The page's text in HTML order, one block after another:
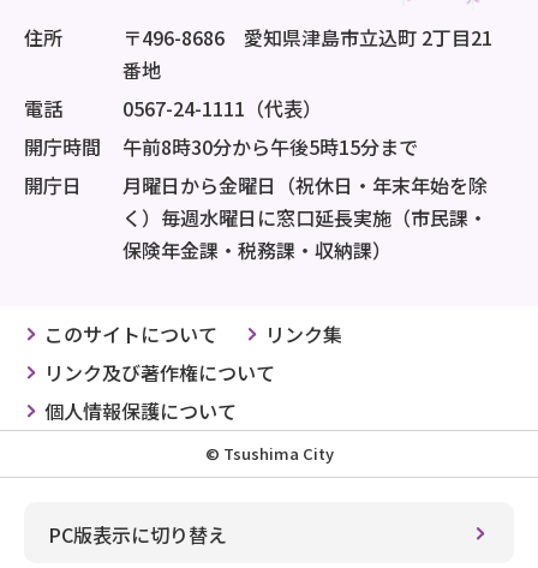
住所
〒496-8686 愛知県津島市立込町 2丁目21
番地
電話
0567-24-1111（代表）
開庁時間
午前8時30分から午後5時15分まで
開庁日
月曜日から金曜日（祝休日・年末年始を除
く）毎週水曜日に窓口延長実施（市民課・
保険年金課・税務課・収納課）
このサイトについて
リンク集
リンク及び著作権について
個人情報保護について
© Tsushima City
PC版表示に切り替え